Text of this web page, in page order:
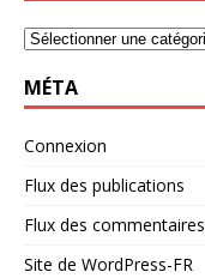
MÉTA
Connexion
Flux des publications
Flux des commentaires
Site de WordPress-FR